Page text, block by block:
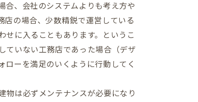
合、会社のシステムよりも考え方や
店の場合、少数精鋭で運営している
せに入ることもあります。というこ
ていない工務店であった場合（デザ
ーを満足のいくように行動してく
物は必ずメンテナンスが必要になり